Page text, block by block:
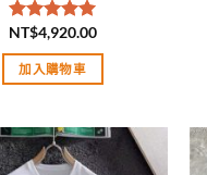
評分5.00
滿分 5
NT$4,920.00
加入購物車